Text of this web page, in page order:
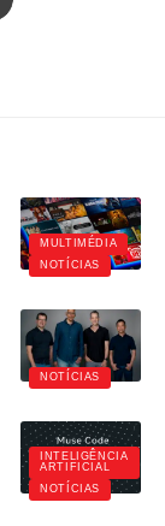
MULTIMÉDIA
NOTÍCIAS
NOTÍCIAS
INTELIGÊNCIA
ARTIFICIAL
NOTÍCIAS